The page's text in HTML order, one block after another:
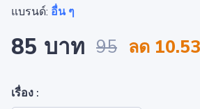
แบรนด์: อื่น ๆ
85 บาท 95 ลด
เรื่อง :